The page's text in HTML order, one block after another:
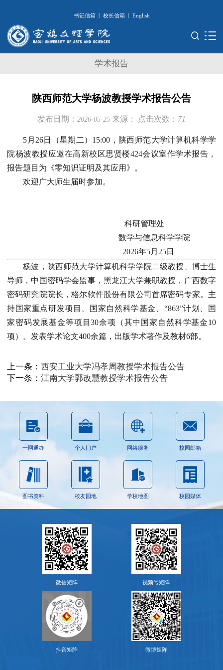
书记信箱 | 校长信箱 | English
学术报告
陕西师范大学杨波教授学术报告公告
发布日期： 2026-05-25 来源： 点击次数： 71
5月26日（星期二）15:00，陕西师范大学计算机科学学
院杨波教授应邀在高新校区思贤楼424会议室作学术报告，
报告题目为《零知识证明及其应用》。
欢迎广大师生届时参加。
科研管理处
数学与信息科学学院
2026年5月25日
杨波，陕西师范大学计算机科学学院二级教授、博士生
导师，中国密码学会监事，黑龙江大学兼职教授，广西数字
密码研究院院长，格尔软件股份有限公司首席密码专家。主
持国家重点研发项目、国家自然科学基金、“863”计划、国
家密码发展基金等项目30余项（其中国家自然科学基金10
项）。发表学术论文400余篇，出版学术著作及教材6部。
上一条： 西安工业大学冯孝周教授学术报告公告
下一条： 江南大学郭改慧教授学术报告公告
一网通办 个人门户 网络服务 校园邮箱
图书资料 校友园地 学校地图 校园媒体
微信矩阵 视频号矩阵
抖音矩阵 微博矩阵